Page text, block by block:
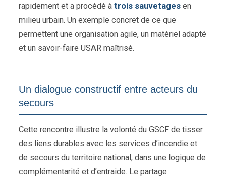
rapidement et a procédé à trois sauvetages en
milieu urbain. Un exemple concret de ce que
permettent une organisation agile, un matériel adapté
et un savoir-faire USAR maîtrisé.
Un dialogue constructif entre acteurs du
secours
Cette rencontre illustre la volonté du GSCF de tisser
des liens durables avec les services d’incendie et
de secours du territoire national, dans une logique de
complémentarité et d’entraide. Le partage